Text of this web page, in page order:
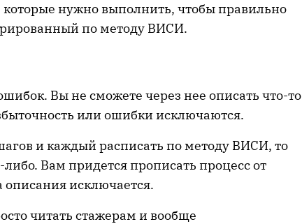
которые нужно выполнить, чтобы правильно
по методу ВИСИ.
Вы не сможете через нее описать что-то
или ошибки исключаются.
и каждый расписать по методу ВИСИ, то
Вам придется прописать процесс от
исключается.
читать стажерам и вообще